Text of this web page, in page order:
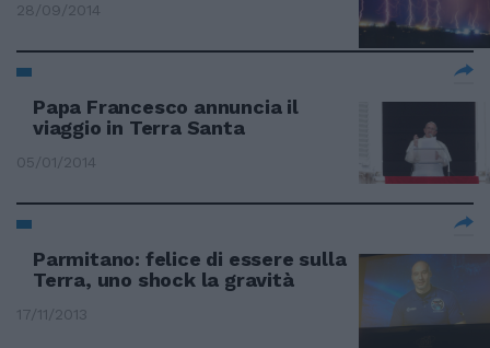
28/09/2014
Papa Francesco annuncia il
viaggio in Terra Santa
05/01/2014
Parmitano: felice di essere sulla
Terra, uno shock la gravità
17/11/2013